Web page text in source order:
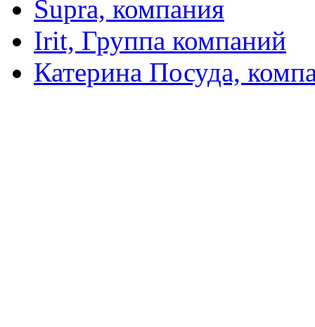
Supra, компания
Irit, Группа компаний
Катерина Посуда,